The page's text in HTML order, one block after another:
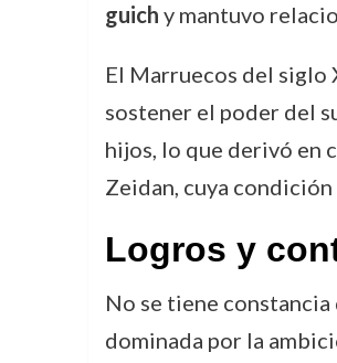
guich y mantuvo
El Marruecos del siglo
sostener el poder del
hijos, lo que derivó en
Zeidan, cuya
Logros y
No se tiene
dominada por la